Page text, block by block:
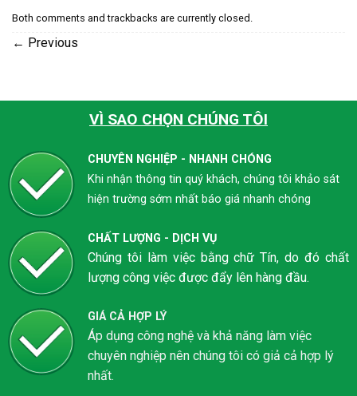
Both comments and trackbacks are currently closed.
← Previous
VÌ SAO CHỌN CHÚNG TÔI
CHUYÊN NGHIỆP - NHANH CHÓNG
Khi nhận thông tin quý khách, chúng tôi khảo sát
hiện trường sớm nhất báo giá nhanh chóng
CHẤT LƯỢNG - DỊCH VỤ
Chúng tôi làm việc bằng chữ Tín, do đó chất
lượng công việc được đẩy lên hàng đầu.
GIÁ CẢ HỢP LÝ
Áp dụng công nghệ và khả năng làm việc
chuyên nghiệp nên chúng tôi có giả cả hợp lý
nhất.